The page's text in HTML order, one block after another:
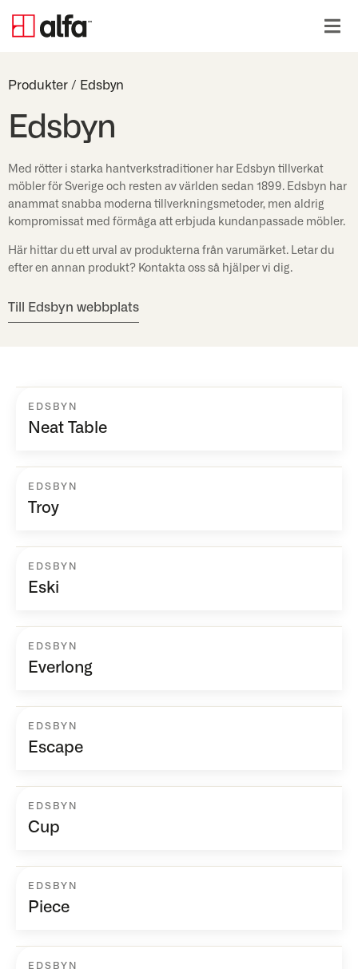
Produkter / Edsbyn
Edsbyn
Med rötter i starka hantverkstraditioner har Edsbyn tillverkat
möbler för Sverige och resten av världen sedan 1899. Edsbyn har
anammat snabba moderna tillverkningsmetoder, men aldrig
kompromissat med förmåga att erbjuda kundanpassade möbler.
Här hittar du ett urval av produkterna från varumärket. Letar du
efter en annan produkt? Kontakta oss så hjälper vi dig.
Till Edsbyn webbplats
EDSBYN
Neat Table
EDSBYN
Troy
EDSBYN
Eski
EDSBYN
Everlong
EDSBYN
Escape
EDSBYN
Cup
EDSBYN
Piece
EDSBYN